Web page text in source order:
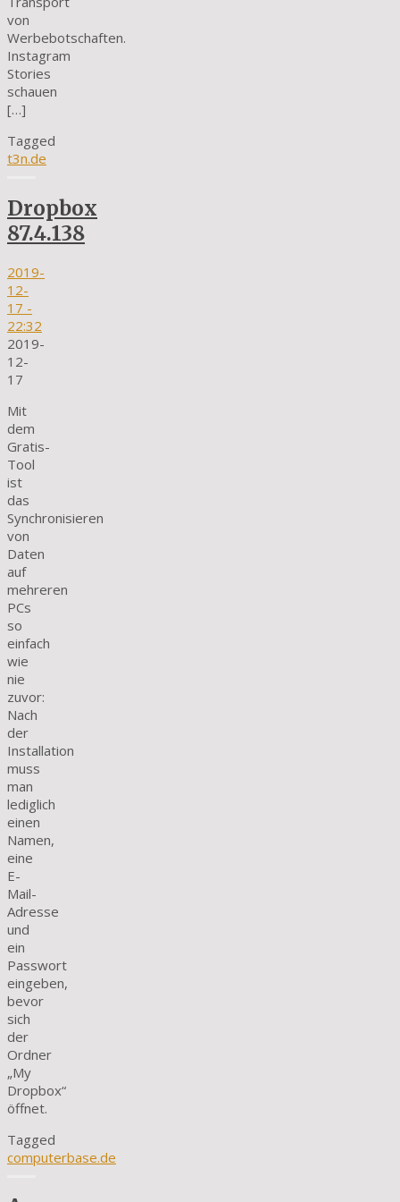
von
Werbebotschaften.
Instagram
Stories
schauen
[…]
Tagged
t3n.de
Dropbox
87.4.138
2019-
12-
17 -
22:32
2019-
12-
17
Mit
dem
Gratis-
Tool
ist
das
Synchronisieren
von
Daten
auf
mehreren
PCs
so
einfach
wie
nie
zuvor:
Nach
der
Installation
muss
man
lediglich
einen
Namen,
eine
E-
Mail-
Adresse
und
ein
Passwort
eingeben,
bevor
sich
der
Ordner
„My
Dropbox“
öffnet.
Tagged
computerbase.de